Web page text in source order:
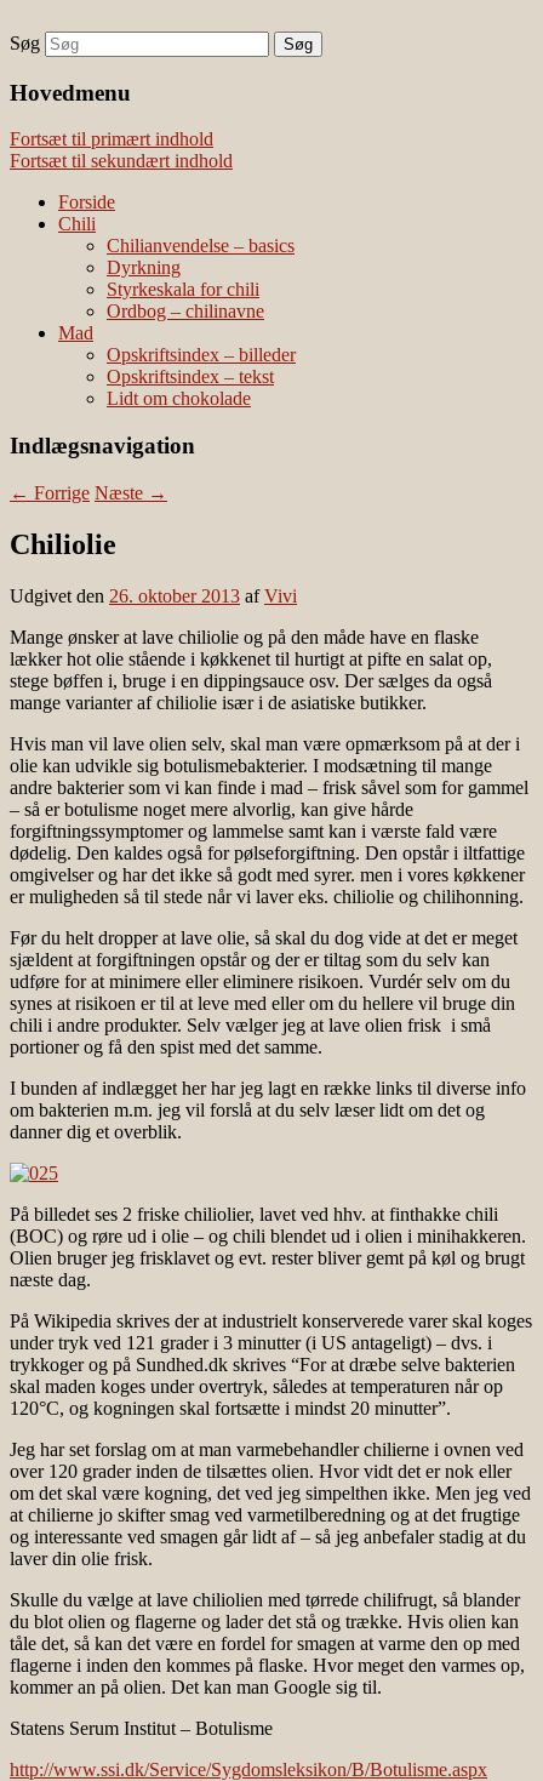
Наши партнеры
лучшие займы
Vivis chili
chili – dyrkning og mad
Søg
Hovedmenu
Fortsæt til primært indhold
Fortsæt til sekundært indhold
Forside
Chili
Chilianvendelse – basics
Dyrkning
Styrkeskala for chili
Ordbog – chilinavne
Mad
Opskriftsindex – billeder
Opskriftsindex – tekst
Lidt om chokolade
Indlægsnavigation
← Forrige Næste →
Chiliolie
Udgivet den 26. oktober 2013 afVivi
Mange ønsker at lave chiliolie og på den måde have en flaske
lækker hot olie stående i køkkenet til hurtigt at pifte en salat op,
stege bøffen i, bruge i en dippingsauce osv. Der sælges da også
mange varianter af chiliolie især i de asiatiske butikker.
Hvis man vil lave olien selv, skal man være opmærksom på at der i
olie kan udvikle sig botulismebakterier. I modsætning til mange
andre bakterier som vi kan finde i mad – frisk såvel som for gammel
– så er botulisme noget mere alvorlig, kan give hårde
forgiftningssymptomer og lammelse samt kan i værste fald være
dødelig. Den kaldes også for pølseforgiftning. Den opstår i iltfattige
omgivelser og har det ikke så godt med syrer. men i vores køkkener
er muligheden så til stede når vi laver eks. chiliolie og chilihonning.
Før du helt dropper at lave olie, så skal du dog vide at det er meget
sjældent at forgiftningen opstår og der er tiltag som du selv kan
udføre for at minimere eller eliminere risikoen. Vurdér selv om du
synes at risikoen er til at leve med eller om du hellere vil bruge din
chili i andre produkter. Selv vælger jeg at lave olien frisk i små
portioner og få den spist med det samme.
I bunden af indlægget her har jeg lagt en række links til diverse info
om bakterien m.m. jeg vil forslå at du selv læser lidt om det og
danner dig et overblik.
På billedet ses 2 friske chiliolier, lavet ved hhv. at finthakke chili
(BOC) og røre ud i olie – og chili blendet ud i olien i minihakkeren.
Olien bruger jeg frisklavet og evt. rester bliver gemt på køl og brugt
næste dag.
På Wikipedia skrives der at industrielt konserverede varer skal koges
under tryk ved 121 grader i 3 minutter (i US antageligt) – dvs. i
trykkoger og på Sundhed.dk skrives “For at dræbe selve bakterien
skal maden koges under overtryk, således at temperaturen når op
120°C, og kogningen skal fortsætte i mindst 20 minutter”.
Jeg har set forslag om at man varmebehandler chilierne i ovnen ved
over 120 grader inden de tilsættes olien. Hvor vidt det er nok eller
om det skal være kogning, det ved jeg simpelthen ikke. Men jeg ved
at chilierne jo skifter smag ved varmetilberedning og at det frugtige
og interessante ved smagen går lidt af – så jeg anbefaler stadig at du
laver din olie frisk.
Skulle du vælge at lave chiliolien med tørrede chilifrugt, så blander
du blot olien og flagerne og lader det stå og trække. Hvis olien kan
tåle det, så kan det være en fordel for smagen at varme den op med
flagerne i inden den kommes på flaske. Hvor meget den varmes op,
kommer an på olien. Det kan man Google sig til.
Statens Serum Institut – Botulisme
http://www.ssi.dk/Service/Sygdomsleksikon/B/Botulisme.aspx